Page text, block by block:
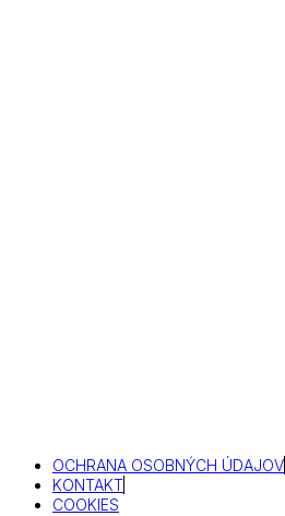
OCHRANA OSOBNÝCH ÚDAJOV
KONTAKT
COOKIES